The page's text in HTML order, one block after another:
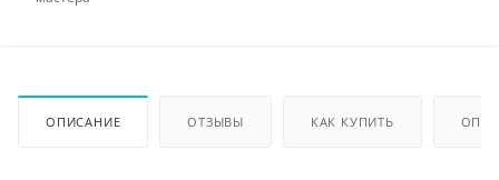
ОПИСАНИЕ ОТЗЫВЫ КАК КУПИТЬ